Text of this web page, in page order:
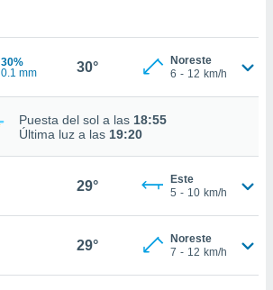
30%
0.1 mm
30°
Noreste
6 - 12 km/h
Puesta del sol a las 18:55
Última luz a las 19:20
29°
Este
5 - 10 km/h
29°
Noreste
7 - 12 km/h